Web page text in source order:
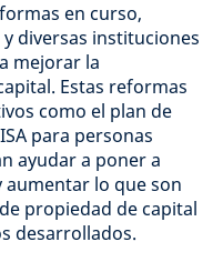
en curso,
diversas instituciones
mejorar la
Estas reformas
como el plan de
para personas
ayudar a poner a
aumentar lo que son
propiedad de capital
desarrollados.